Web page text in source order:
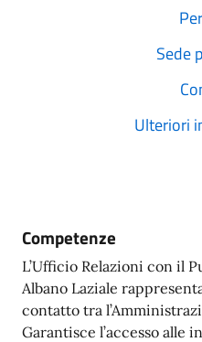
Sede
Ulteriori
Competenze
L’Ufficio Relazioni con il
Albano Laziale
contatto tra
Garantisce l’accesso alle